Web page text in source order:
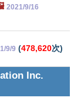
2021/9/16
9/9 (478,620次)
Inc.